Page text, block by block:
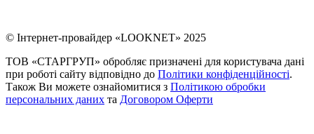
© Інтернет-провайдер «LOOKNET» 2025
ТОВ «СТАРГРУП» обробляє призначені для користувача дані
при роботі сайту відповідно до Політики конфіденційності.
Також Ви можете ознайомитися з Політикою обробки
персональних даних та Договором Оферти